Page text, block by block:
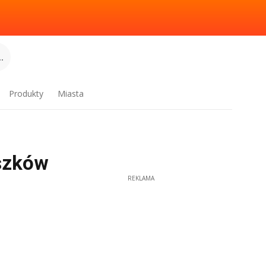
Produkty Miasta
REKLAMA